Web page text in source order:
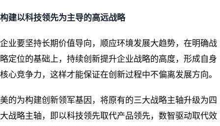
构建以科技领先为主导的高远战略
企业要坚持长期价值导向，顺应环境发展大趋势，在明确战
略定位的基础上，持续创新提升企业战略的高度，形成自身
核心竞争力，这样才能保证在创新过程中不偏离发展方向。
美的为构建创新领军基因，将原有的三大战略主轴升级为四
大战略主轴，即以科技领先取代产品领先，数智驱动取代效